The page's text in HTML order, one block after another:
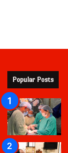
Popular Posts